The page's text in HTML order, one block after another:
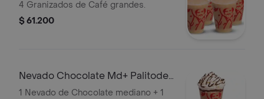
4 Granizados de Café grandes.
$ 61.200
Nevado Chocolate Md+ Palitode
Queso
1 Nevado de Chocolate mediano + 1